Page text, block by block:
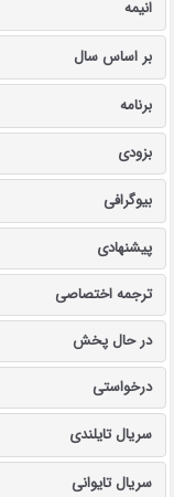
انیمه
بر اساس سال
برنامه
بزودی
بیوگرافی
پیشنهادی
ترجمه اختصاصی
در حال پخش
درخواستی
سریال تایلندی
سریال تایوانی